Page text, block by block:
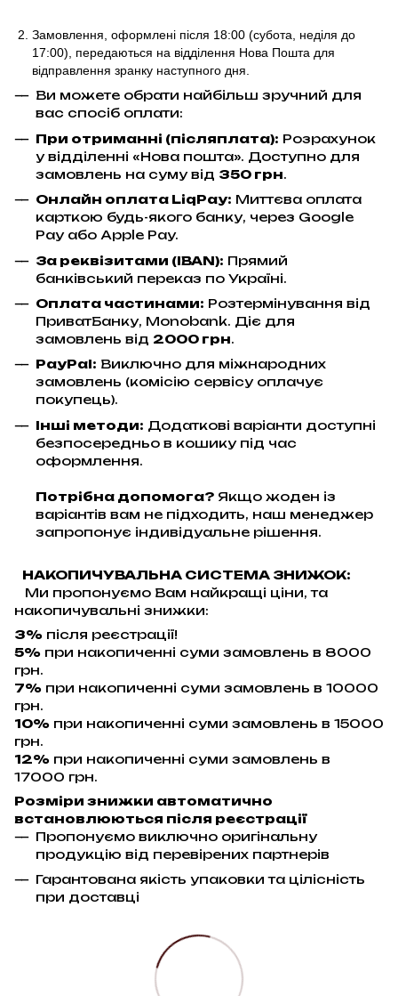
Замовлення, оформлені після 18:00 (субота, неділя до
17:00), передаються на відділення Нова Пошта для
відправлення зранку наступного дня.
Ви можете обрати найбільш зручний для
вас спосіб оплати:
При отриманні (післяплата): Розрахунок
у відділенні «Нова пошта». Доступно для
замовлень на суму від 350 грн.
Онлайн оплата LiqPay: Миттєва оплата
карткою будь-якого банку, через Google
Pay або Apple Pay.
За реквізитами (IBAN): Прямий
банківський переказ по Україні.
Оплата частинами: Розтермінування від
ПриватБанку, Monobank. Діє для
замовлень від 2000 грн.
PayPal: Виключно для міжнародних
замовлень (комісію сервісу оплачує
покупець).
Інші методи: Додаткові варіанти доступні
безпосередньо в кошику під час
оформлення.
Потрібна допомога? Якщо жоден із
варіантів вам не підходить, наш менеджер
запропонує індивідуальне рішення.
НАКОПИЧУВАЛЬНА СИСТЕМА ЗНИЖОК:
Ми пропонуємо Вам найкращі ціни, та
накопичувальні знижки:
3% після реєстрації!
5% при накопиченні суми замовлень в 8000
грн.
7% при накопиченні суми замовлень в 10000
грн.
10% при накопиченні суми замовлень в 15000
грн.
12% при накопиченні суми замовлень в
17000 грн.
Розміри знижки автоматично
встановлюються після реєстрації
Пропонуємо виключно оригінальну
продукцію від перевірених партнерів
Гарантована якість упаковки та цілісність
при доставці